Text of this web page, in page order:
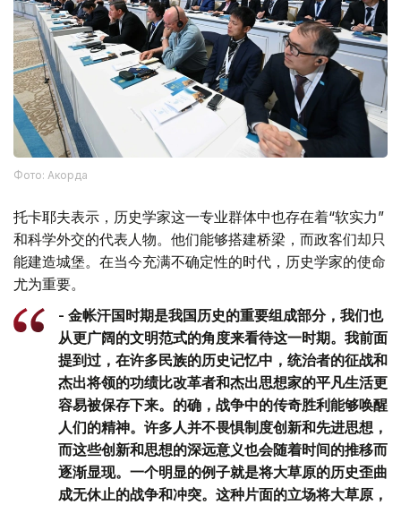
Фото: Акорда
托卡耶夫表示，历史学家这一专业群体中也存在着“软实力”
和科学外交的代表人物。他们能够搭建桥梁，而政客们却只
能建造城堡。在当今充满不确定性的时代，历史学家的使命
尤为重要。
- 金帐汗国时期是我国历史的重要组成部分，我们也
从更广阔的文明范式的角度来看待这一时期。我前面
提到过，在许多民族的历史记忆中，统治者的征战和
杰出将领的功绩比改革者和杰出思想家的平凡生活更
容易被保存下来。的确，战争中的传奇胜利能够唤醒
人们的精神。许多人并不畏惧制度创新和先进思想，
而这些创新和思想的深远意义也会随着时间的推移而
逐渐显现。一个明显的例子就是将大草原的历史歪曲
成无休止的战争和冲突。这种片面的立场将大草原，